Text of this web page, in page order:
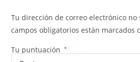
Tu dirección de correo electrónico no
campos obligatorios están marcados
Tu puntuación *